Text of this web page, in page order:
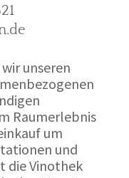
unseren
Raumerlebnis
um
und
die Vinothek